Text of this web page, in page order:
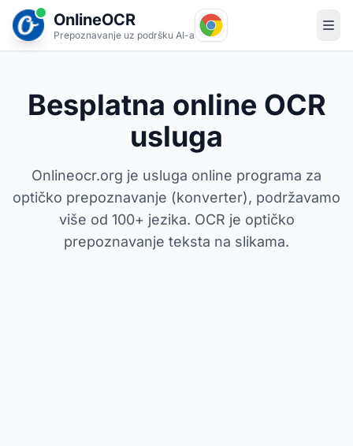
OnlineOCR
Prepoznavanje uz podršku AI-a
Besplatna online OCR
usluga
Onlineocr.org je usluga online programa za
optičko prepoznavanje (konverter), podržavamo
više od 100+ jezika. OCR je optičko
prepoznavanje teksta na slikama.